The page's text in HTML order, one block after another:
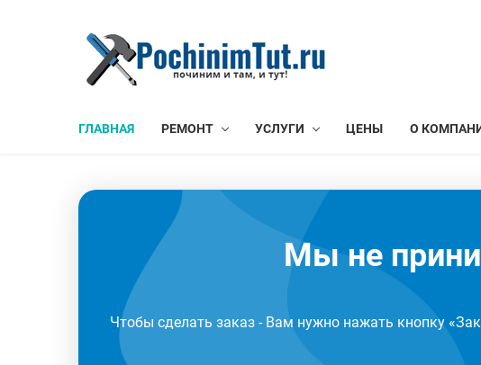
ГЛАВНАЯ РЕМОНТ УСЛУГИ ЦЕНЫ О
Мы не
Чтобы сделать заказ - Вам нужно нажать кнопку